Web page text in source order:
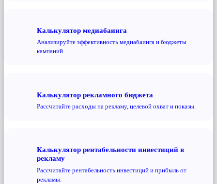
Калькулятор медиабаинга
Анализируйте эффективность медиабаинга и бюджеты
кампаний.
Калькулятор рекламного бюджета
Рассчитайте расходы на рекламу, целевой охват и показы.
Калькулятор рентабельности инвестиций в
рекламу
Рассчитайте рентабельность инвестиций и прибыль от
рекламы.